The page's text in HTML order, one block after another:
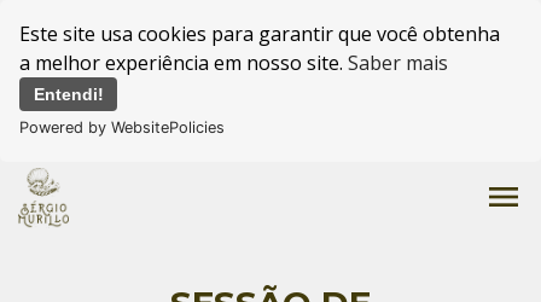
Este site usa cookies para garantir que você obtenha
a melhor experiência em nosso site. Saber mais
Entendi!
Powered by WebsitePolicies
menu